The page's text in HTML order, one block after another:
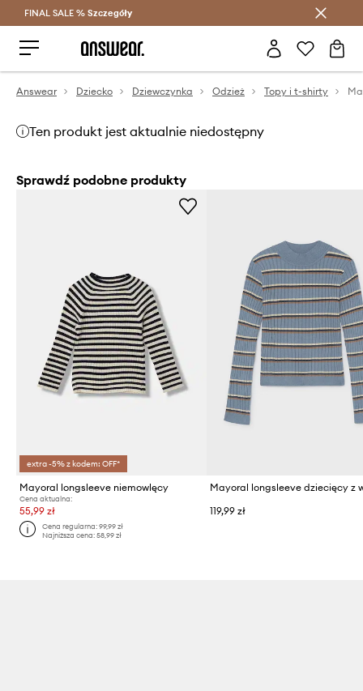
Oszczędzaj z Answear Club >
FINAL SALE % Szczegóły
Answear Dziecko Dziewczynka Odzież Topy i t-shirty
Ten produkt jest aktualnie niedostępny
Sprawdź podobne produkty
extra -5% z kodem: OFF*
Mayoral longsleeve niemowlęcy
Cena aktualna:
55,99 zł
Cena regularna:99,99 zł
Najniższa cena:58,99 zł
119,99 zł